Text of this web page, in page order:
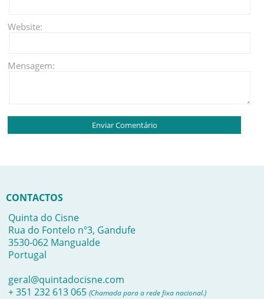
Website:
Mensagem:
CONTACTOS
Quinta do Cisne
Rua do Fontelo nº3, Gandufe
3530-062 Mangualde
Portugal
geral@quintadocisne.com
+ 351 232 613 065 (Chamada para a rede fixa nacional.)